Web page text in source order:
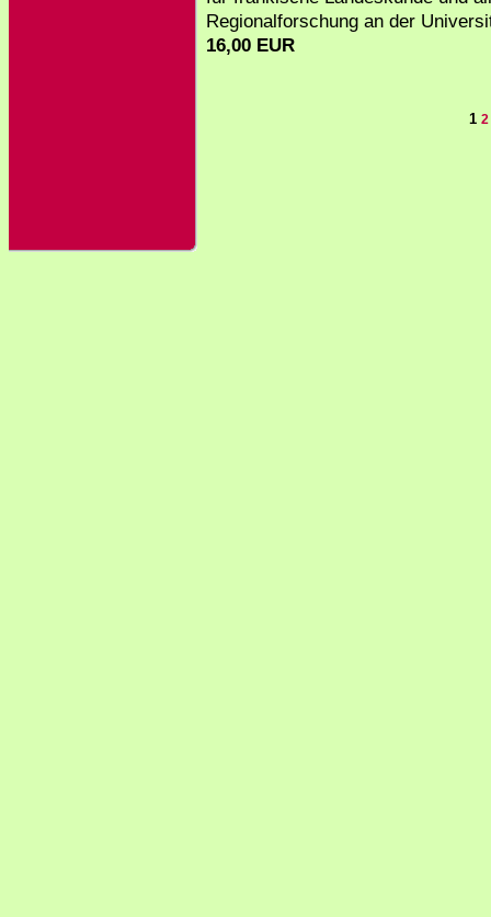
Regionalforschung an der
16,00 EUR
1 2